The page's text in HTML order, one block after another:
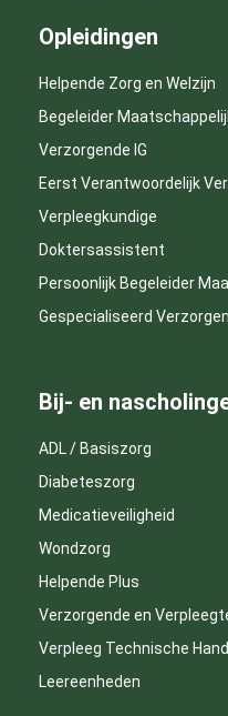
Opleidingen
Helpende Zorg en Welzijn
Begeleider
Verzorgende IG
Eerst Verantwoordelijk
Verpleegkundige
Doktersassistent
Persoonlijk Begeleider
Gespecialiseerd
Bij- en
ADL / Basiszorg
Diabeteszorg
Medicatieveiligheid
Wondzorg
Helpende Plus
Verzorgende en
Verpleeg Technische
Leereenheden